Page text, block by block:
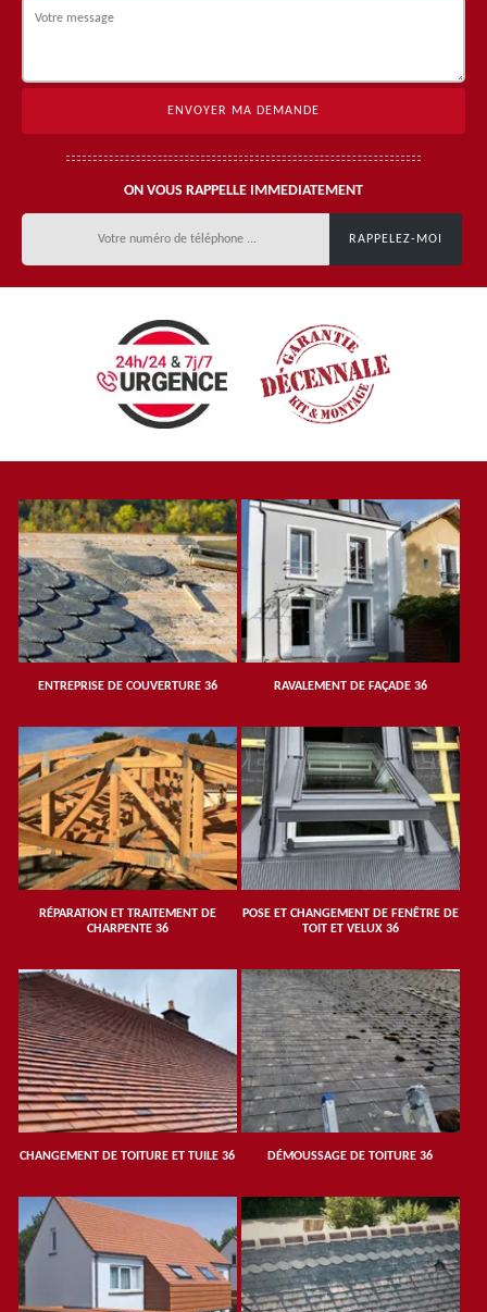
ON VOUS RAPPELLE IMMEDIATEMENT
ENTREPRISE DE COUVERTURE 36 RAVALEMENT DE FAÇADE 36
RÉPARATION ET TRAITEMENT DE
CHARPENTE 36
POSE ET CHANGEMENT DE FENÊTRE DE
TOIT ET VELUX 36
CHANGEMENT DE TOITURE ET TUILE 36 DÉMOUSSAGE DE TOITURE 36